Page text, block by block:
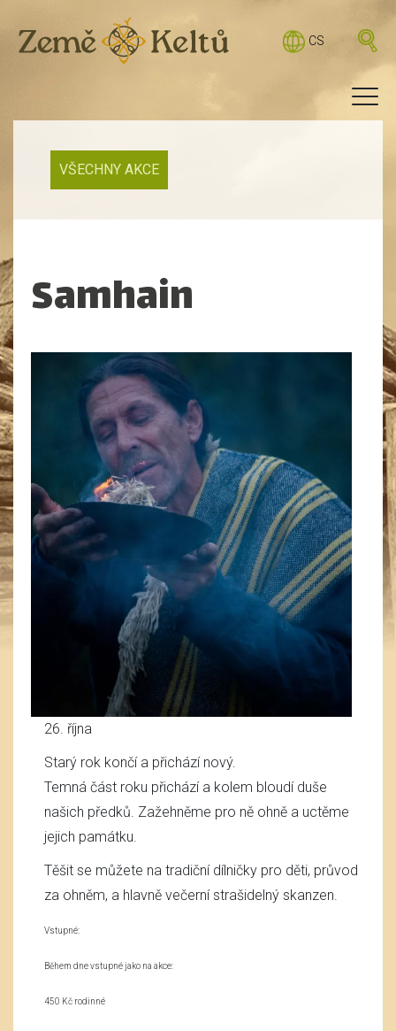
CS
VŠECHNY AKCE
Samhain
26. října
Starý rok končí a přichází nový.
Temná část roku přichází a kolem bloudí duše
našich předků. Zažehněme pro ně ohně a uctěme
jejich památku.
Těšit se můžete na tradiční dílničky pro děti, průvod
za ohněm, a hlavně večerní strašidelný skanzen.
Vstupné:
Během dne vstupné jako na akce:
450 Kč rodinné